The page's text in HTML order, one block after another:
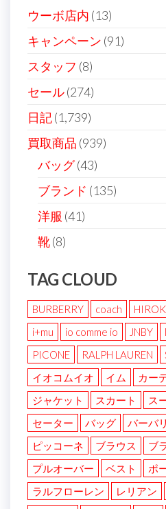
ウーボ店内 (13)
キャンペーン (91)
スタッフ (8)
セール(274)
日記(1,739)
買取商品 (939)
バッグ(43)
ブランド (135)
洋服 (41)
靴(8)
TAG CLOUD
BURBERRY coach
i+mu
io comme io JNBY
PICONE
RALPH LAUREN
イオコムイオ
イム カー
ジャケット
スカート ス
セーター
バッグ バーバ
ピッコーネ
ブラウス
ブ
プルオーバー
ベスト ポ
ラルフローレン
レリアン